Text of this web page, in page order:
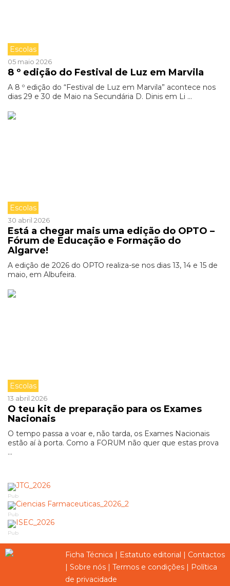
Escolas
05 maio 2026
8 º edição do Festival de Luz em Marvila
A 8 º edição do “Festival de Luz em Marvila” acontece nos
dias 29 e 30 de Maio na Secundária D. Dinis em Li ...
Escolas
30 abril 2026
Está a chegar mais uma edição do OPTO –
Fórum de Educação e Formação do
Algarve!
A edição de 2026 do OPTO realiza-se nos dias 13, 14 e 15 de
maio, em Albufeira.
Escolas
13 abril 2026
O teu kit de preparação para os Exames
Nacionais
O tempo passa a voar e, não tarda, os Exames Nacionais
estão aí à porta. Como a FORUM não quer que estas prova
...
Pub
Pub
Pub
Ficha Técnica | Estatuto editorial | Contactos
| Sobre nós | Termos e condições | Política
de privacidade